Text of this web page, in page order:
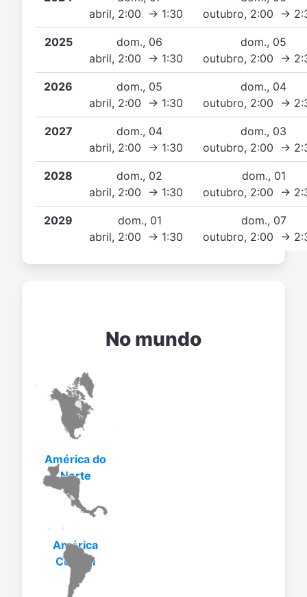
abril, 2:00 → 1:30
outubro, 2:00 →
2025
dom., 06
abril, 2:00 → 1:30
dom., 05
outubro, 2:00 →
2026
dom., 05
abril, 2:00 → 1:30
dom., 04
outubro, 2:00 →
2027
dom., 04
abril, 2:00 → 1:30
dom., 03
outubro, 2:00 →
2028
dom., 02
abril, 2:00 → 1:30
dom., 01
outubro, 2:00 →
2029
dom., 01
abril, 2:00 → 1:30
dom., 07
outubro, 2:00 →
No mundo
América do
Norte
América
Central